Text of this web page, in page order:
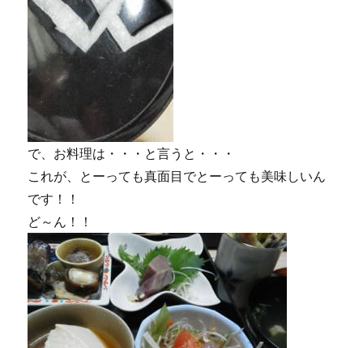
で、お料理は・・・と言うと・・・
これが、とーっても真面目でとーっても美味しいん
です！！
ど～ん！！